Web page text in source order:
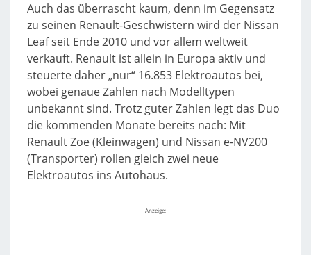
Auch das überrascht kaum, denn im Gegensatz
zu seinen Renault-Geschwistern wird der Nissan
Leaf seit Ende 2010 und vor allem weltweit
verkauft. Renault ist allein in Europa aktiv und
steuerte daher „nur“ 16.853 Elektroautos bei,
wobei genaue Zahlen nach Modelltypen
unbekannt sind. Trotz guter Zahlen legt das Duo
die kommenden Monate bereits nach: Mit
Renault Zoe (Kleinwagen) und Nissan e-NV200
(Transporter) rollen gleich zwei neue
Elektroautos ins Autohaus.
Anzeige: